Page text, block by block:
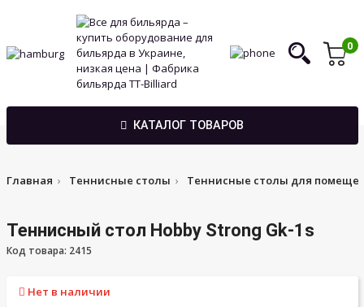
0
КАТАЛОГ ТОВАРОВ
Главная Теннисные столы Теннисные столы для
Теннисный стол Hobby Strong Gk-1s
Код товара: 2415
Нет в наличии